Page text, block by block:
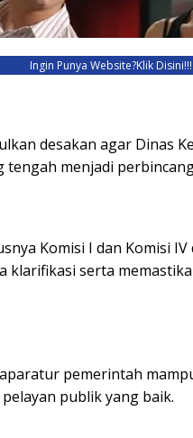
Ingin Punya Website?Klik Disini!!!
desakan agar Dinas
tengah menjadi
Komisi I dan Komisi
klarifikasi serta
pemerintah
publik yang baik.